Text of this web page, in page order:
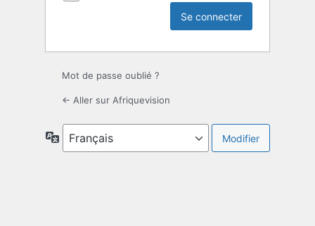
Mot de passe oublié ?
← Aller sur Afriquevision
Langue